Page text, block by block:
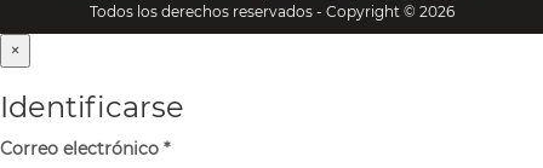
Todos los derechos reservados - Copyright © 2026
×
Identificarse
Correo electrónico *